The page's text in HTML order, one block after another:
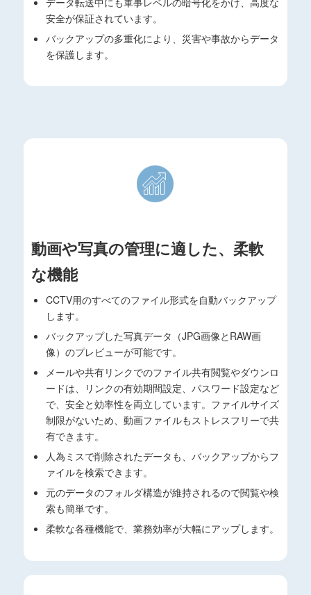
安全が保証されています。
バックアップの多重化により、災害や事故からデータ
を保護します。
動画や写真の管理に適した、柔軟
な機能
CCTV用のすべてのファイル形式を自動バックアップ
します。
バックアップした写真データ（JPG画像とRAW画
像）のプレビューが可能です。
メールや共有リンクでのファイル共有閲覧やダウンロ
ードは、リンクの有効期間設定、パスワード設定など
で、安全と効率性を両立しています。ファイルサイズ
制限がないため、動画ファイルもストレスフリーで共
有できます。
人為ミスで削除されたデータも、バックアップからフ
ァイルを検索できます。
元のデータのフォルダ構造が維持されるので閲覧や検
索も簡単です。
柔軟な各種機能で、業務効率が大幅にアップします。